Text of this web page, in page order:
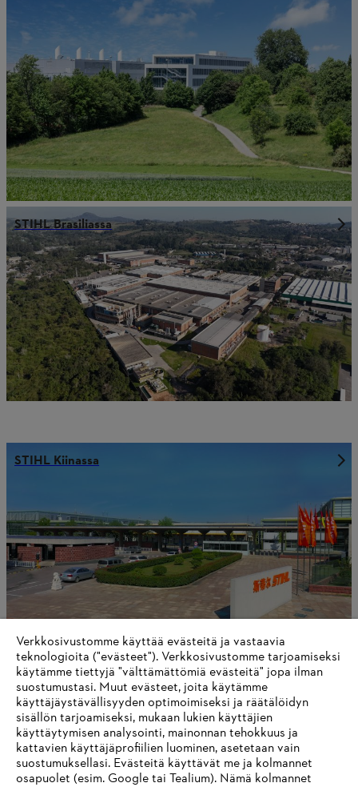
STIHL Brasiliassa
STIHL Kiinassa
STIHL Filippiineillä
Tietoa toimittajille
Verkkosivustomme käyttää evästeitä ja vastaavia
teknologioita ("evästeet"). Verkkosivustomme tarjoamiseksi
käytämme tiettyjä "välttämättömiä evästeitä" jopa ilman
suostumustasi. Muut evästeet, joita käytämme
käyttäjäystävällisyyden optimoimiseksi ja räätälöidyn
sisällön tarjoamiseksi, mukaan lukien käyttäjien
käyttäytymisen analysointi, mainonnan tehokkuus ja
kattavien käyttäjäprofiilien luominen, asetetaan vain
suostumuksellasi. Evästeitä käyttävät me ja kolmannet
osapuolet (esim. Google tai Tealium). Nämä kolmannet